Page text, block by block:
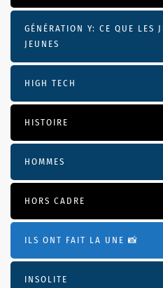
GÉNÉRATION Y: CE QUE LES
JEUNES
HIGH TECH
HISTOIRE
HOMMES
HORS CADRE
ILS ONT FAIT LA UNE 📸
INSOLITE